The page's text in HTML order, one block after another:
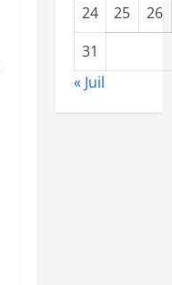
24
25
26
31
« Juil